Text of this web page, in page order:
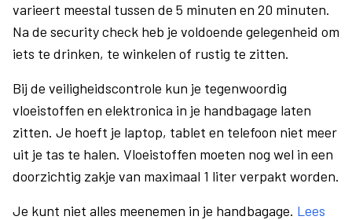
varieert meestal tussen de 5 minuten en 20 minuten.
Na de security check heb je voldoende gelegenheid om
iets te drinken, te winkelen of rustig te zitten.
Bij de veiligheidscontrole kun je tegenwoordig
vloeistoffen en elektronica in je handbagage laten
zitten. Je hoeft je laptop, tablet en telefoon niet meer
uit je tas te halen. Vloeistoffen moeten nog wel in een
doorzichtig zakje van maximaal 1 liter verpakt worden.
Je kunt niet alles meenemen in je handbagage. Lees